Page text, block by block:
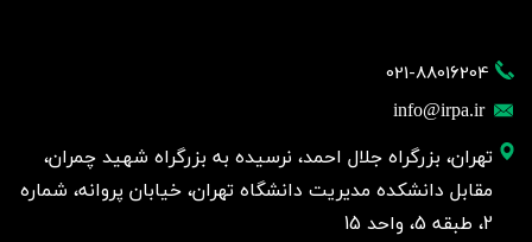
021-88016204
info@irpa.ir
تهران، بزرگراه جلال احمد، نرسیده به بزرگراه شهید چمران،
مقابل دانشکده مدیریت دانشگاه تهران، خیابان پروانه، شماره
2، طبقه 5، واحد 15